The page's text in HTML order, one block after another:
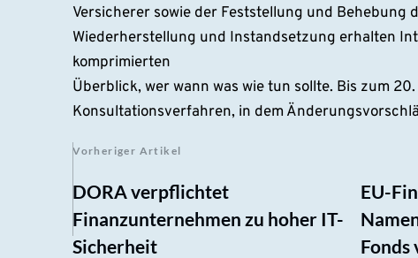
Versicherer sowie der Feststellung und Behebung
Wiederherstellung und Instandsetzung erhalten
komprimierten
Überblick, wer wann was wie tun sollte. Bis zum
Konsultationsverfahren, in dem
Vorheriger Artikel
DORA verpflichtet
Finanzunternehmen zu hoher IT-
Sicherheit
EU-
Fonds